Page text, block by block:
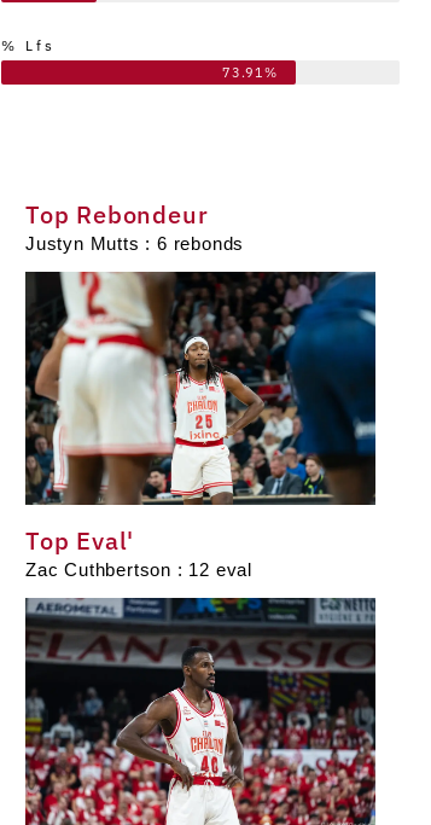
% Lfs
73.91%
Top Rebondeur
Justyn Mutts : 6 rebonds
Top Eval'
Zac Cuthbertson : 12 eval